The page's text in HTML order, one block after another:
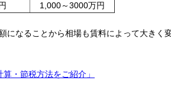
1,000～3000万円
になることから相場も賃料によって大きく
・節税方法をご紹介」